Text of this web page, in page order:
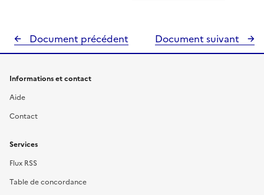
Document précédent Document suivant
Informations et contact
Aide
Contact
Services
Flux RSS
Table de concordance